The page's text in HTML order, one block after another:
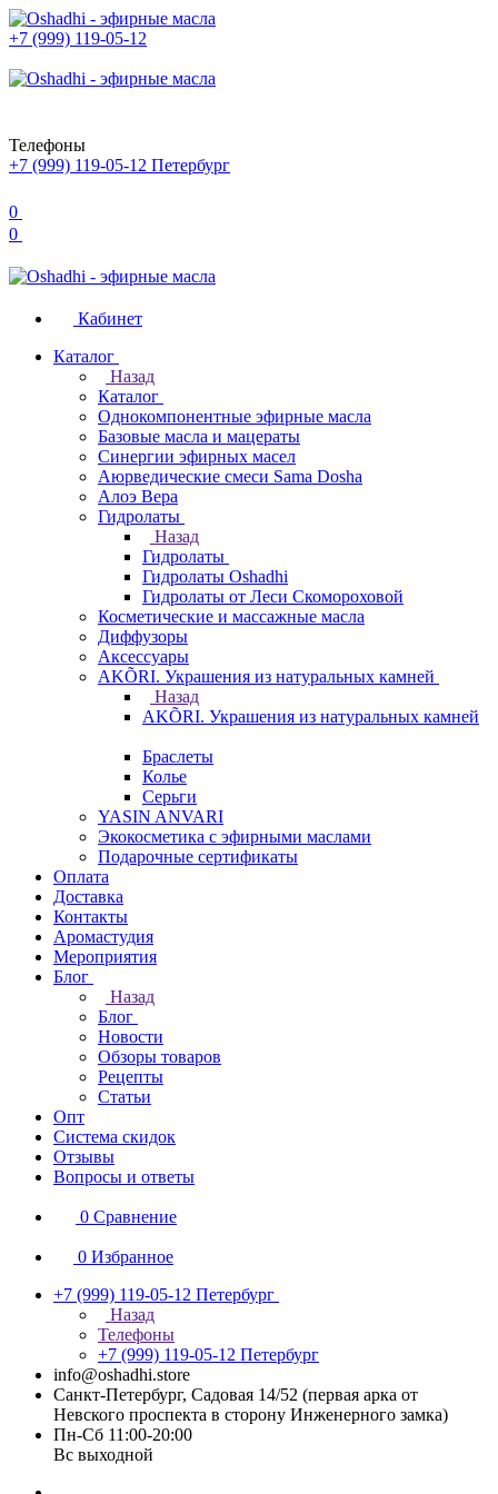
+7 (999) 119-05-12
Телефоны
+7 (999) 119-05-12 Петербург
0
0
Кабинет
Каталог
Назад
Каталог
Однокомпонентные эфирные масла
Базовые масла и мацераты
Синергии эфирных масел
Аюрведические смеси Sama Dosha
Алоэ Вера
Гидролаты
Назад
Гидролаты
Гидролаты Oshadhi
Гидролаты от Леси Скомороховой
Косметические и массажные масла
Диффузоры
Аксессуары
AKÕRI. Украшения из натуральных камней
Назад
AKÕRI. Украшения из натуральных камней
Браслеты
Колье
Серьги
YASIN ANVARI
Экокосметика с эфирными маслами
Подарочные сертификаты
Оплата
Доставка
Контакты
Аромастудия
Мероприятия
Блог
Назад
Блог
Новости
Обзоры товаров
Рецепты
Статьи
Опт
Система скидок
Отзывы
Вопросы и ответы
0 Сравнение
0 Избранное
+7 (999) 119-05-12 Петербург
Назад
Телефоны
+7 (999) 119-05-12 Петербург
info@oshadhi.store
Санкт-Петербург, Садовая 14/52 (первая арка от
Невского проспекта в сторону Инженерного замка)
Пн-Сб 11:00-20:00
Вс выходной